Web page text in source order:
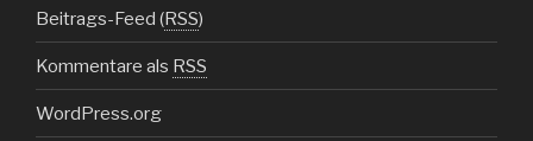
Beitrags-Feed (RSS)
Kommentare als RSS
WordPress.org